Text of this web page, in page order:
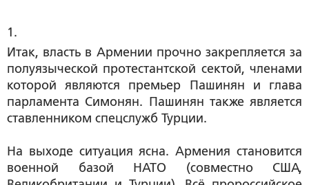
1.
Итак, власть в Армении прочно закрепляется за
полуязыческой протестантской сектой, членами
которой являются премьер Пашинян и глава
парламента Симонян. Пашинян также является
ставленником спецслужб Турции.
На выходе ситуация ясна. Армения становится
военной базой НАТО (совместно США,